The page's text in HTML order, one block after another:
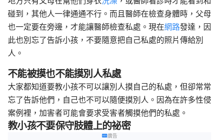
碰到，其他人一律通通不行。而且醫師在檢查身體時，父母
也一定要在旁邊，才能讓醫師檢查私處。現在網路發達，因
此也別忘了告訴小孩，不要隨意把自己私處的照片傳給別
人。
不能被摸也不能摸別人私處
大家都知道要教小孩不可以讓別人摸自己的私處，但卻常常
忘了告訴他們，自己也不可以隨便摸別人。因為在許多性侵
案例裡，加害者可能會要求受害者觸摸他們的私處。
教小孩不要保守肢體上的祕密
廣告